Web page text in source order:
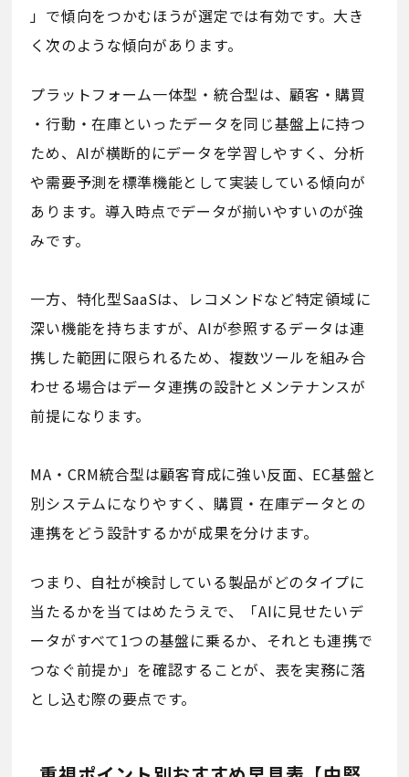
」で傾向をつかむほうが選定では有効です。大き
く次のような傾向があります。
プラットフォーム一体型・統合型は、顧客・購買
・行動・在庫といったデータを同じ基盤上に持つ
ため、AIが横断的にデータを学習しやすく、分析
や需要予測を標準機能として実装している傾向が
あります。導入時点でデータが揃いやすいのが強
みです。
一方、特化型SaaSは、レコメンドなど特定領域に
深い機能を持ちますが、AIが参照するデータは連
携した範囲に限られるため、複数ツールを組み合
わせる場合はデータ連携の設計とメンテナンスが
前提になります。
MA・CRM統合型は顧客育成に強い反面、EC基盤と
別システムになりやすく、購買・在庫データとの
連携をどう設計するかが成果を分けます。
つまり、自社が検討している製品がどのタイプに
当たるかを当てはめたうえで、「AIに見せたいデ
ータがすべて1つの基盤に乗るか、それとも連携で
つなぐ前提か」を確認することが、表を実務に落
とし込む際の要点です。